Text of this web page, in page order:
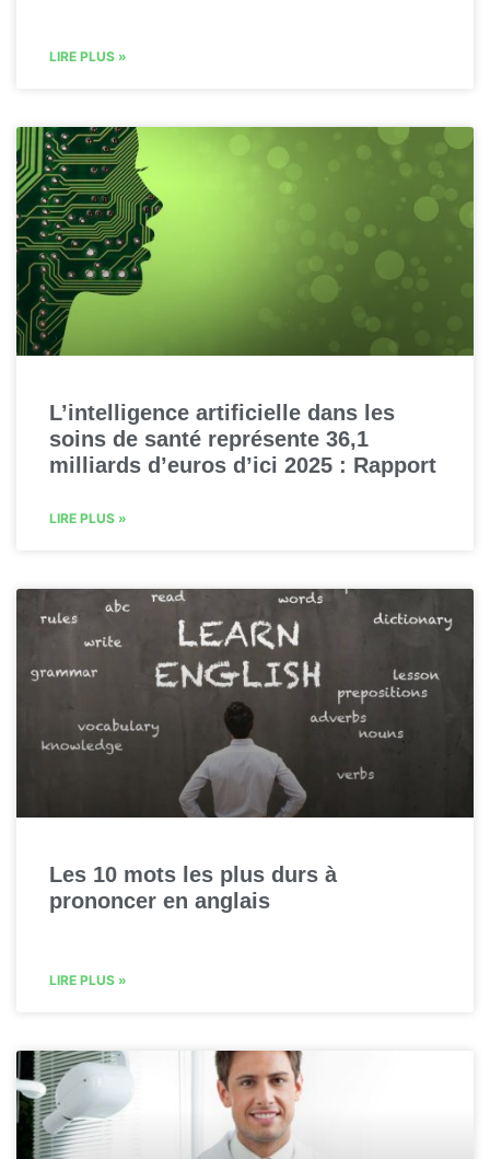
LIRE PLUS »
L’intelligence artificielle dans les
soins de santé représente 36,1
milliards d’euros d’ici 2025 : Rapport
LIRE PLUS »
Les 10 mots les plus durs à
prononcer en anglais
LIRE PLUS »